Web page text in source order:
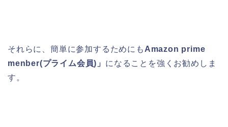
それらに、簡単に参加するためにも Amazon prime
menber(プライム会員)」 になることを強くお勧めしま
す。